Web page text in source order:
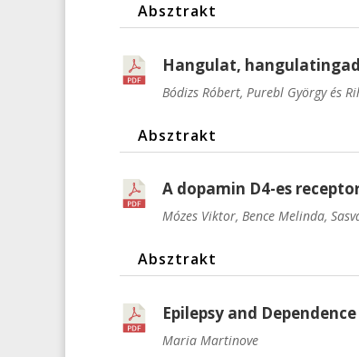
Absztrakt
Hangulat,
Bódizs Róbert, Purebl György és
Absztrakt
A dopamin D4-es
Mózes Viktor, Bence Melinda,
Absztrakt
Epilepsy and Dependence
Maria Martinove